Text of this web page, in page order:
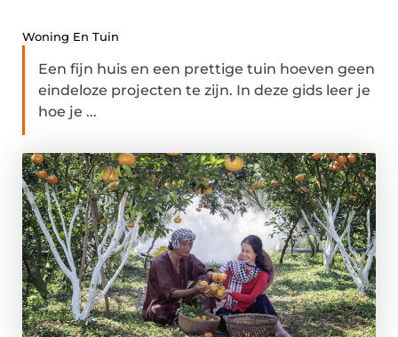
Woning En Tuin
Een fijn huis en een prettige tuin hoeven geen
eindeloze projecten te zijn. In deze gids leer je
hoe je ...